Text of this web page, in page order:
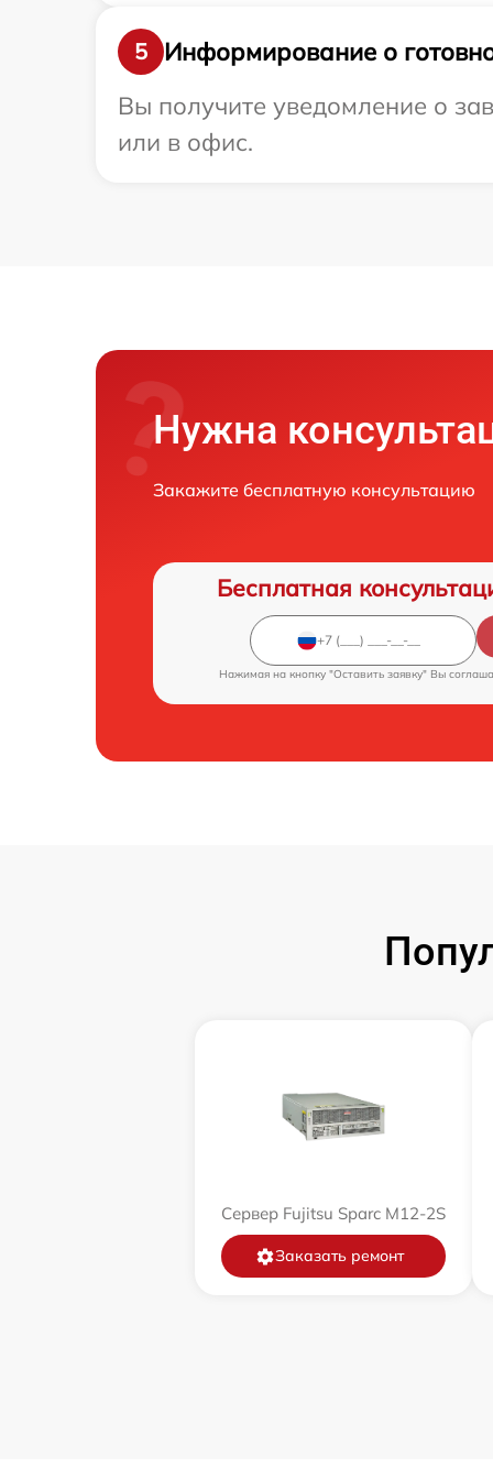
5
Информирование о
Вы получите уведомление о
или в офис.
Нужна
Закажите бесплатную консультацию
Бесплатная
Нажимая на кнопку "Оставить заявку" Вы
Сервер Fujitsu Sparc M12-2S
Заказать ремонт